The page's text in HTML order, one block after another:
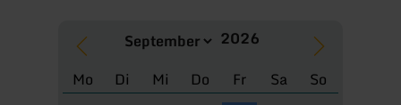
Mo Di Mi Do Fr Sa So